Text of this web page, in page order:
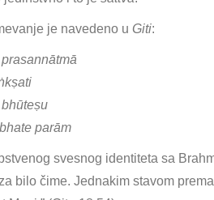
je navedeno u Giti:
parām
svesnog identiteta sa
bilo čime. Jednakim stavom